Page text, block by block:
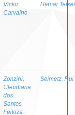
Victor
Carvalho
Hemar
Zonzini,
Cleudiana
dos
Santos
Feitoza
Seimetz, Rui